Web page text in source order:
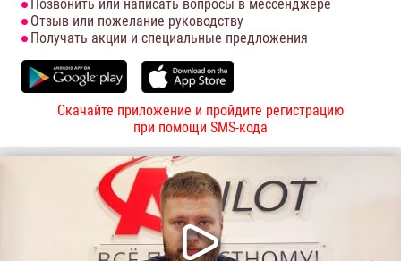
Позвонить или написать вопросы в мессенджере
Отзыв или пожелание руководству
Получать акции и специальные предложения
Скачайте приложение и пройдите регистрацию
при помощи SMS-кода